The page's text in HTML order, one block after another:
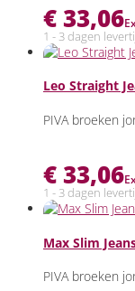
€33,06
1 - 3 dagen
Leo Straight
PIVA broeken
€33,06
1 - 3 dagen
Max Slim
PIVA broeken